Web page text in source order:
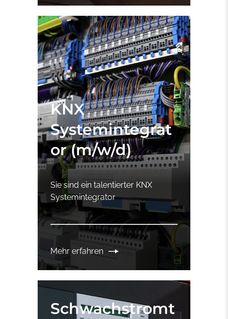
KNX
Systemintegrat
or (m/w/d)
Sie sind ein talentierter KNX
Systemintegrator
Mehr erfahren
Schwachstromt